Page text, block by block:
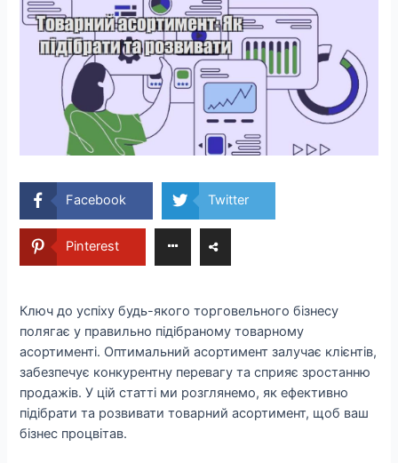
Facebook Twitter
Pinterest
Ключ до успіху будь-якого торговельного бізнесу
полягає у правильно підібраному товарному
асортименті. Оптимальний асортимент залучає клієнтів,
забезпечує конкурентну перевагу та сприяє зростанню
продажів. У цій статті ми розглянемо, як ефективно
підібрати та розвивати товарний асортимент, щоб ваш
бізнес процвітав.